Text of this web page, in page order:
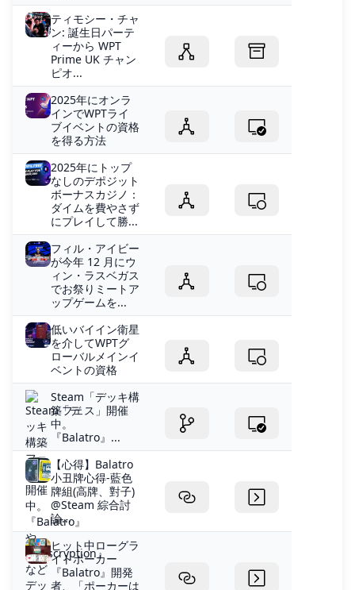
ティモシー・チャ
ン: 誕生日パーテ
ィーから WPT
Prime UK チャン
ピオ...
2025年にオンラ
インでWPTライ
ブイベントの資格
を得る方法
2025年にトップ
なしのデポジット
ボーナスカジノ：
ダイムを費やさず
にプレイして勝...
フィル・アイビー
が今年 12 月にウ
ィン・ラスベガス
でお祭りミートア
ップゲームを...
低いバイイン衛星
を介してWPTグ
ローバルメインイ
ベントの資格
Steam「デッキ構
築フェス」開催
中。
『Balatro』...
【心得】Balatro
小丑牌心得-藍色
牌組(高牌、對子)
@Steam 綜合討
論...
ヒット中ローグラ
イトポーカー
『Balatro』開発
者、「ポーカーは